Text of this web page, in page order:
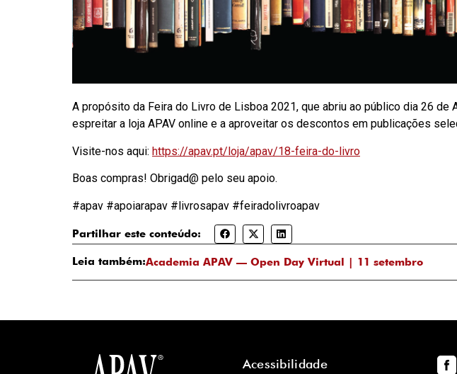
A propósito da Feira do Livro de Lisboa 2021, que abriu ao público dia 26 de
espreitar a loja APAV online e a aproveitar os descontos em publicações
Visite-nos aqui: https://apav.pt/loja/apav/18-feira-do-livro
Boas compras! Obrigad@ pelo seu apoio.
#apav #apoiarapav #livrosapav #feiradolivroapav
Partilhar este conteúdo:
Leia também:Academia APAV — Open Day Virtual | 11 setembro
Acessibilidade